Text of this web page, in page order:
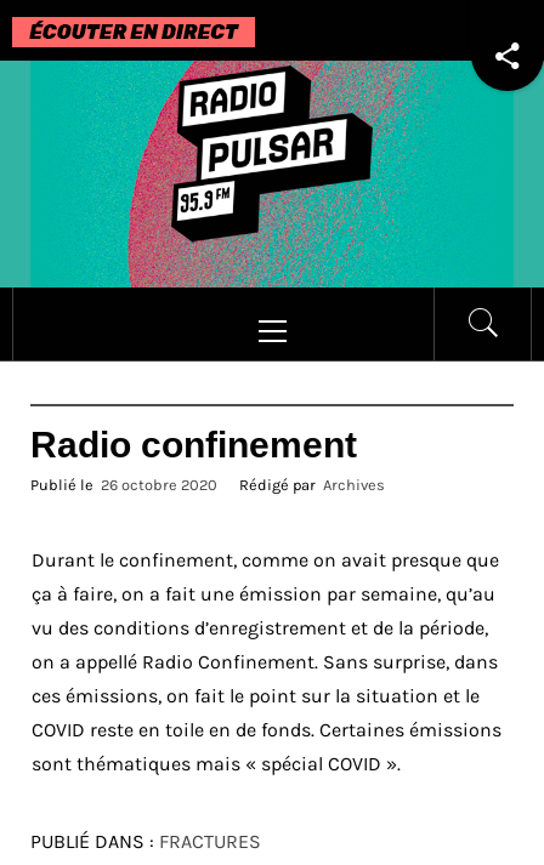
Passer
au
contenu
principal
Radio confinement
Publié le 26 octobre 2020 Rédigé par Archives
Durant le confinement, comme on avait presque que
ça à faire, on a fait une émission par semaine, qu’au
vu des conditions d’enregistrement et de la période,
on a appellé Radio Confinement. Sans surprise, dans
ces émissions, on fait le point sur la situation et le
COVID reste en toile en de fonds. Certaines émissions
sont thématiques mais « spécial COVID ».
PUBLIÉ DANS : FRACTURES